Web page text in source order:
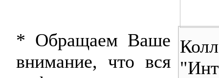
* Обращаем Ваше
внимание, что вся